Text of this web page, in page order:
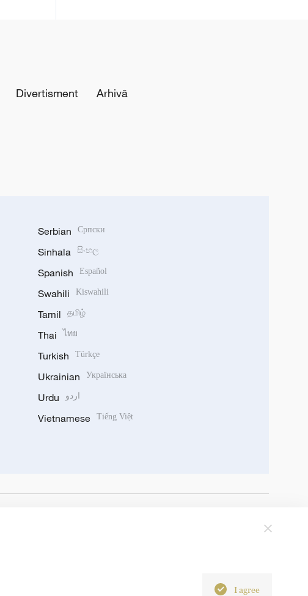
Divertisment Arhivă
Serbian Српски
Sinhala සිංහල
Spanish Español
Swahili Kiswahili
Tamil தமிழ்
Thai ไทย
Turkish Türkçe
Ukrainian Українська
Urdu اردو
Vietnamese Tiếng Việt
I agree